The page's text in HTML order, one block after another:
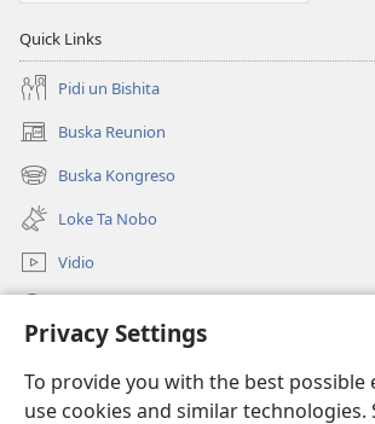
Privacy Settings
To provide you with the best possible
use cookies and similar technologies.
Quick Links
Pidi un Bishita
Buska Reunion
(opens
new
window)
Buska Kongreso
(opens
new
window)
Loke Ta Nobo
Vidio
(opens